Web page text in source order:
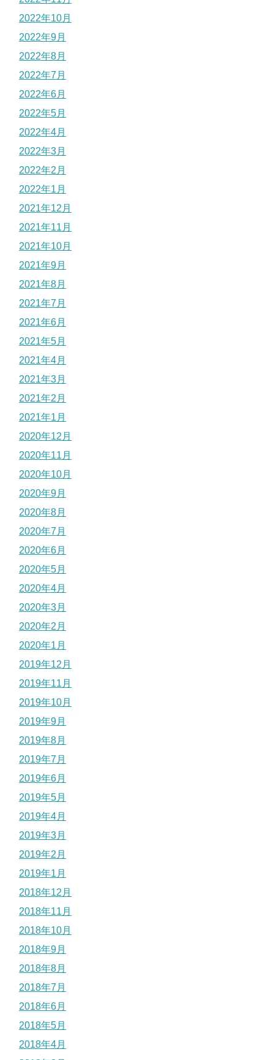
2022年10月
2022年9月
2022年8月
2022年7月
2022年6月
2022年5月
2022年4月
2022年3月
2022年2月
2022年1月
2021年12月
2021年11月
2021年10月
2021年9月
2021年8月
2021年7月
2021年6月
2021年5月
2021年4月
2021年3月
2021年2月
2021年1月
2020年12月
2020年11月
2020年10月
2020年9月
2020年8月
2020年7月
2020年6月
2020年5月
2020年4月
2020年3月
2020年2月
2020年1月
2019年12月
2019年11月
2019年10月
2019年9月
2019年8月
2019年7月
2019年6月
2019年5月
2019年4月
2019年3月
2019年2月
2019年1月
2018年12月
2018年11月
2018年10月
2018年9月
2018年8月
2018年7月
2018年6月
2018年5月
2018年4月